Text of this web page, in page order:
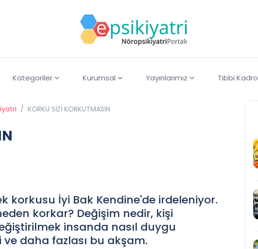
Kategoriler Kurumsal Yayınlarımız Tıbbi Kadro
/ KORKU SİZİ KORKUTMASIN
korkusu İyi Bak Kendine'de irdeleniyor.
korkar? Değişim nedir, kişi
insanda nasıl duygu
daha fazlası bu akşam.